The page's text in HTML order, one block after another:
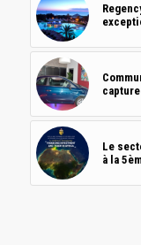
Le
à la